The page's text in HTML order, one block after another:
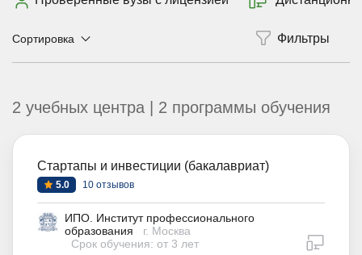
Сортировка
2 учебных центра | 2 программы обучения
Стартапы и инвестиции (бакалавриат)
5.0 10 отзывов
ИПО. Институт профессионального
образования
г. Москва
Срок обучения: от 3 лет